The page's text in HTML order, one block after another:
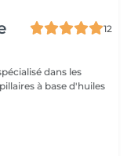
12
dans les
à base d'huiles